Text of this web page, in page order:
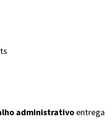
administrativo entrega